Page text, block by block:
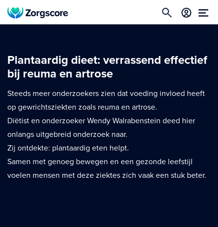
Plantaardig dieet: verrassend effectief
bij reuma en artrose
Steeds meer onderzoekers zien dat voeding invloed heeft
op gewrichtsziekten zoals reuma en artrose.
Diëtist en onderzoeker Wendy Walrabenstein deed hier
onlangs uitgebreid onderzoek naar.
Zij ontdekte: plantaardig eten helpt.
Samen met genoeg bewegen en een gezonde leefstijl
voelen mensen met deze ziektes zich vaak een stuk beter.